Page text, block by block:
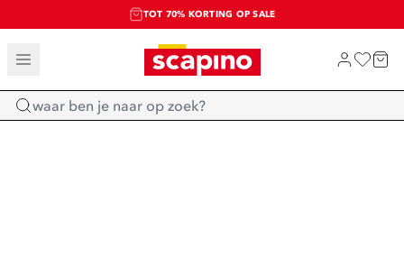
TOT 70% KORTING OP SALE
SALE: LAATSTE KANS!
SHOP NIEUW
Home